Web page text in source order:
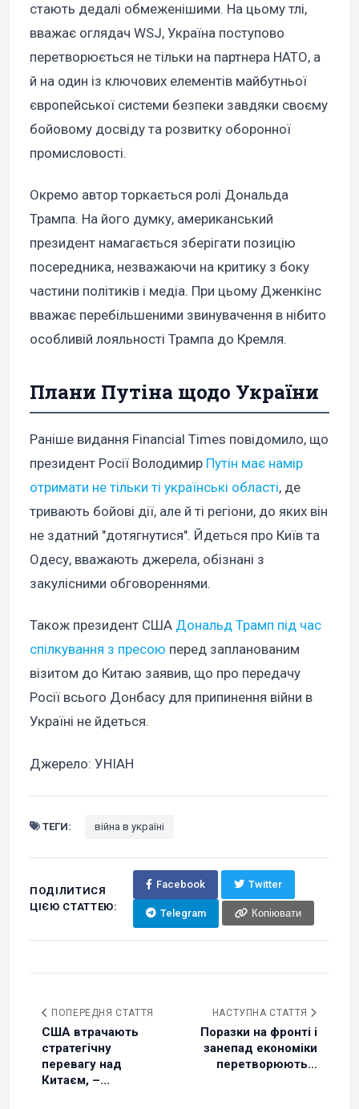
стають дедалі обмеженішими. На цьому тлі,
вважає оглядач WSJ, Україна поступово
перетворюється не тільки на партнера НАТО, а
й на один із ключових елементів майбутньої
європейської системи безпеки завдяки своєму
бойовому досвіду та розвитку оборонної
промисловості.
Окремо автор торкається ролі Дональда
Трампа. На його думку, американський
президент намагається зберігати позицію
посередника, незважаючи на критику з боку
частини політиків і медіа. При цьому Дженкінс
вважає перебільшеними звинувачення в нібито
особливій лояльності Трампа до Кремля.
Плани Путіна щодо України
Раніше видання Financial Times повідомило, що
президент Росії Володимир Путін має намір
отримати не тільки ті українські області, де
тривають бойові дії, але й ті регіони, до яких він
не здатний "дотягнутися". Йдеться про Київ та
Одесу, вважають джерела, обізнані з
закулісними обговореннями.
Також президент США Дональд Трамп під час
спілкування з пресою перед запланованим
візитом до Китаю заявив, що про передачу
Росії всього Донбасу для припинення війни в
Україні не йдеться.
Джерело: УНІАН
ТЕГИ: війна в україні
ПОДІЛИТИСЯ
ЦІЄЮ СТАТТЕЮ:
Facebook Twitter
Telegram Копіювати
ПОПЕРЕДНЯ СТАТТЯ
США втрачають
стратегічну
перевагу над
Китаєм, –...
НАСТУПНА СТАТТЯ
Поразки на фронті і
занепад економіки
перетворюють...